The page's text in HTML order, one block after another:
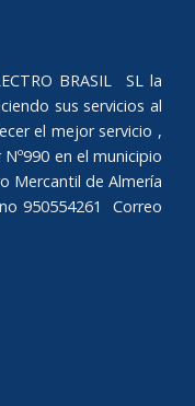
BRASIL SL la
sus servicios al
el mejor servicio ,
en el municipio
Mercantil de Almería
950554261 Correo